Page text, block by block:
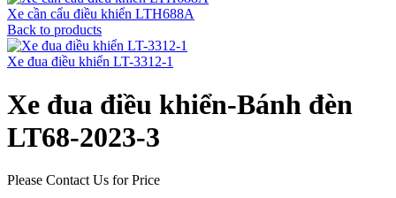
Xe cần cẩu điều khiển LTH688A
Back to products
Xe đua điều khiển LT-3312-1
Xe đua điều khiển-Bánh đèn
LT68-2023-3
Please Contact Us for Price